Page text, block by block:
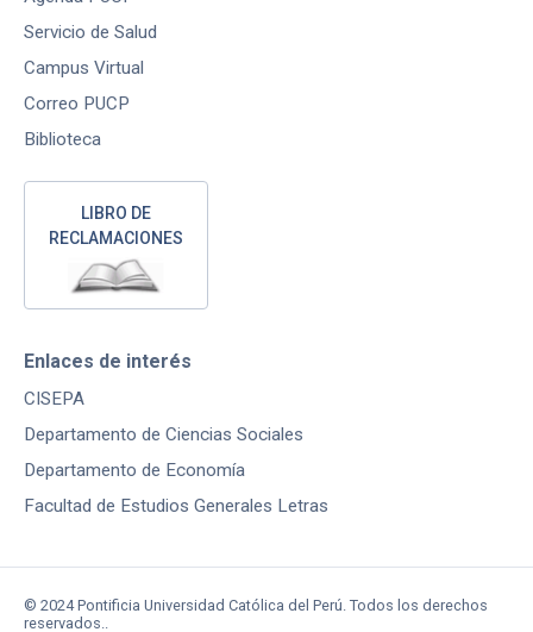
Servicio de Salud
Campus Virtual
Correo PUCP
Biblioteca
LIBRO DE
RECLAMACIONES
Enlaces de interés
CISEPA
Departamento de Ciencias Sociales
Departamento de Economía
Facultad de Estudios Generales Letras
© 2024 Pontificia Universidad Católica del Perú. Todos los derechos
reservados..